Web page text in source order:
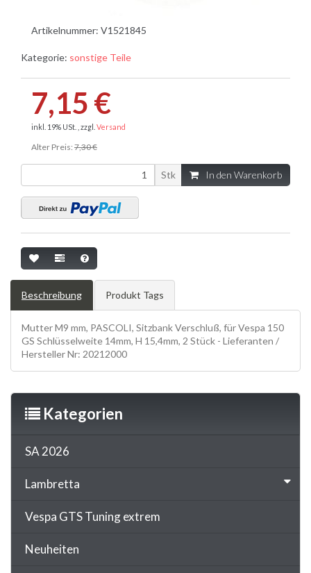
Artikelnummer: V1521845
Kategorie: sonstige Teile
7,15 €
inkl. 19% USt. , zzgl. Versand
Alter Preis: 7,30 €
Stk In den Warenkorb
Beschreibung Produkt Tags
Mutter M9 mm, PASCOLI, Sitzbank Verschluß, für Vespa 150
GS Schlüsselweite 14mm, H 15,4mm, 2 Stück - Lieferanten /
Hersteller Nr: 20212000
Kategorien
SA 2026
Lambretta
Vespa GTS Tuning extrem
Neuheiten